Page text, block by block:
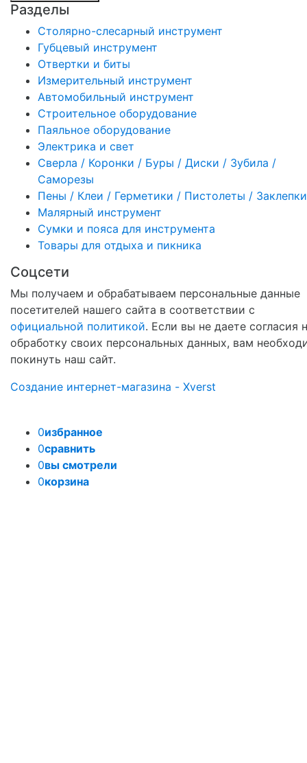
Разделы
Столярно-слесарный инструмент
Губцевый инструмент
Отвертки и биты
Измерительный инструмент
Автомобильный инструмент
Строительное оборудование
Паяльное оборудование
Электрика и свет
Сверла / Коронки / Буры / Диски / Зубила /
Саморезы
Пены / Клеи / Герметики / Пистолеты / Заклепки
Малярный инструмент
Сумки и пояса для инструмента
Товары для отдыха и пикника
Соцсети
Мы получаем и обрабатываем персональные данные
посетителей нашего сайта в соответствии с
официальной политикой. Если вы не даете согласия
обработку своих персональных данных, вам
покинуть наш сайт.
Создание интернет-магазина - Xverst
0избранное
0сравнить
0вы смотрели
0корзина